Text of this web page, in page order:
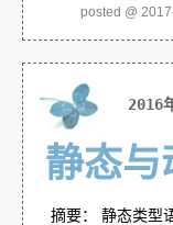
posted @
2016
静态与
摘要： 静态类型